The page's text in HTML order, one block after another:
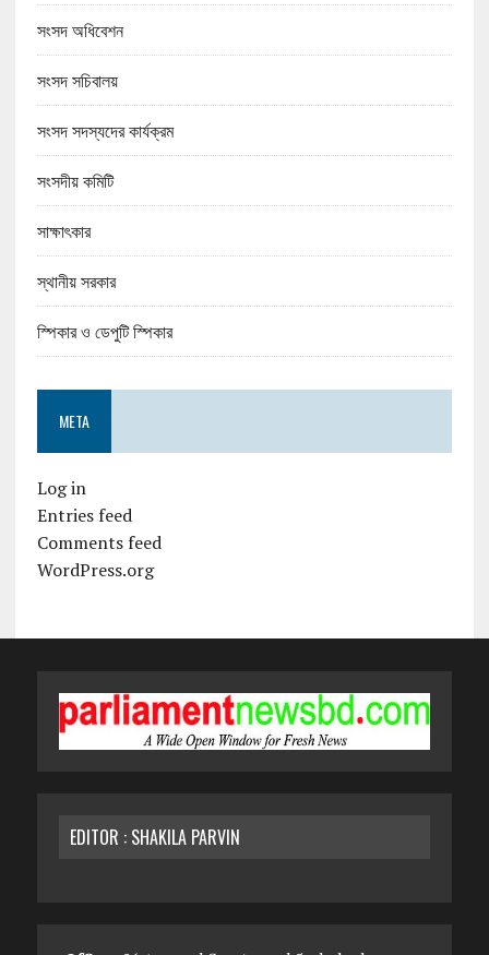
সংসদ অধিবেশন
সংসদ সচিবালয়
সংসদ সদস্যদের কার্যক্রম
সংসদীয় কমিটি
সাক্ষাৎকার
স্থানীয় সরকার
স্পিকার ও ডেপুটি স্পিকার
META
Log in
Entries feed
Comments feed
WordPress.org
EDITOR : SHAKILA PARVIN